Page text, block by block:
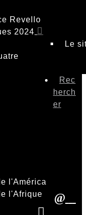
Revello
2024
Le
l'América
l'Afrique
Rec
herch
er